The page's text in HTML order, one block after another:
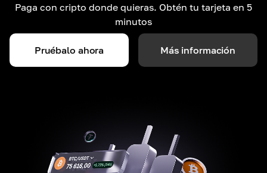
Paga con cripto donde quieras. Obtén tu tarjeta en 5
minutos
Pruébalo ahora Más información